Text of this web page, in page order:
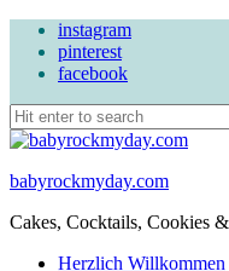
instagram
pinterest
facebook
babyrockmyday.com
Cakes, Cocktails, Cookies
Herzlich Willkommen